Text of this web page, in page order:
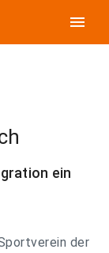
menu
ein
der